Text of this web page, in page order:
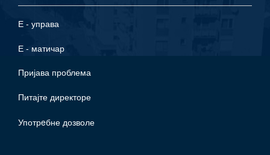
Е - управа
Е - матичар
Пријава проблема
Питајте директоре
Употрeбне дозволе